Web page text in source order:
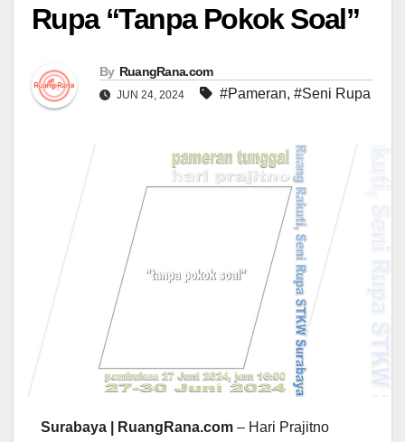
Rupa “Tanpa Pokok Soal”
By RuangRana.com
JUN 24, 2024 #Pameran, #Seni Rupa
Surabaya | RuangRana.com – Hari Prajitno